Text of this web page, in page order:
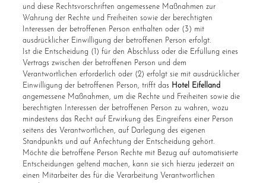
und diese Rechtsvorschriften angemessene Maßnahmen zur
Wahrung der Rechte und Freiheiten sowie der berechtigten
Interessen der betroffenen Person enthalten oder (3) mit
ausdrücklicher Einwilligung der betroffenen Person erfolgt.
Ist die Entscheidung (1) für den Abschluss oder die Erfüllung eines
Vertrags zwischen der betroffenen Person und dem
Verantwortlichen erforderlich oder (2) erfolgt sie mit ausdrücklicher
Einwilligung der betroffenen Person, trifft das Hotel Eifelland
angemessene Maßnahmen, um die Rechte und Freiheiten sowie die
berechtigten Interessen der betroffenen Person zu wahren, wozu
mindestens das Recht auf Erwirkung des Eingreifens einer Person
seitens des Verantwortlichen, auf Darlegung des eigenen
Standpunkts und auf Anfechtung der Entscheidung gehört.
Möchte die betroffene Person Rechte mit Bezug auf automatisierte
Entscheidungen geltend machen, kann sie sich hierzu jederzeit an
einen Mitarbeiter des für die Verarbeitung Verantwortlichen